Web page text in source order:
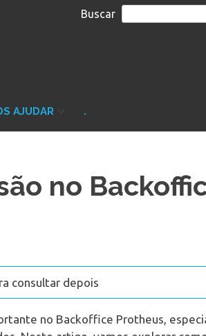
Buscar
AJUDAR .
no
consultar depois
no Backoffice Protheus,